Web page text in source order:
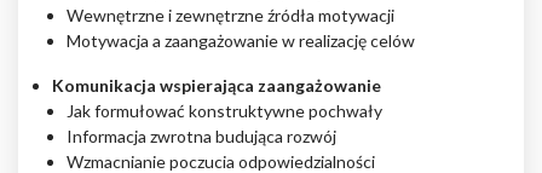
Wewnętrzne i zewnętrzne źródła motywacji
Motywacja a zaangażowanie w realizację celów
Komunikacja wspierająca zaangażowanie
Jak formułować konstruktywne pochwały
Informacja zwrotna budująca rozwój
Wzmacnianie poczucia odpowiedzialności